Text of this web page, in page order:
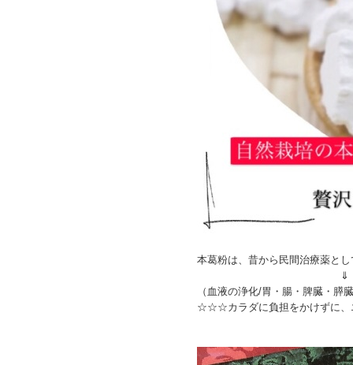
本葛粉は、昔から民間治療薬と
⇓
（血液の浄化/胃・腸・脾臓・膵
☆☆☆カラダに負担をかけずに、